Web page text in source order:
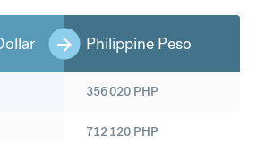
Philippine Peso
356 020 PHP
712 120 PHP